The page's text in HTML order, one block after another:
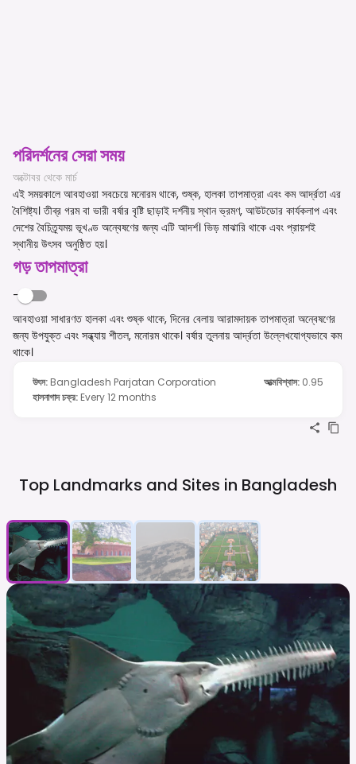
পরিদর্শনের সেরা সময়
অক্টোবর থেকে মার্চ
এই সময়কালে আবহাওয়া সবচেয়ে মনোরম থাকে, শুষ্ক, হালকা তাপমাত্রা এবং কম আর্দ্রতা এর
বৈশিষ্ট্য। তীব্র গরম বা ভারী বর্ষার বৃষ্টি ছাড়াই দর্শনীয় স্থান ভ্রমণ, আউটডোর কার্যকলাপ এবং
দেশের বৈচিত্র্যময় ভূখণ্ড অন্বেষণের জন্য এটি আদর্শ। ভিড় মাঝারি থাকে এবং প্রায়শই
স্থানীয় উৎসব অনুষ্ঠিত হয়।
গড় তাপমাত্রা
-
আবহাওয়া সাধারণত হালকা এবং শুষ্ক থাকে, দিনের বেলায় আরামদায়ক তাপমাত্রা অন্বেষণের
জন্য উপযুক্ত এবং সন্ধ্যায় শীতল, মনোরম থাকে। বর্ষার তুলনায় আর্দ্রতা উল্লেখযোগ্যভাবে কম
থাকে।
উৎস: Bangladesh Parjatan Corporation আত্মবিশ্বাস: 0.95
হালনাগাদ চক্র: Every 12 months
Top Landmarks and Sites in Bangladesh